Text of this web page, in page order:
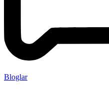
Bloglar